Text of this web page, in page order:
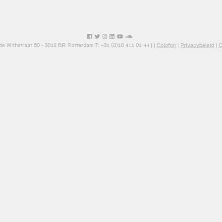
Withstraat 50 - 3012 BR Rotterdam T: +31 (0)10 411 01 44 | Colofon| Privacybeleid